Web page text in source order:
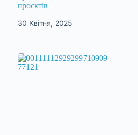
проєктів
30 Квітня, 2025